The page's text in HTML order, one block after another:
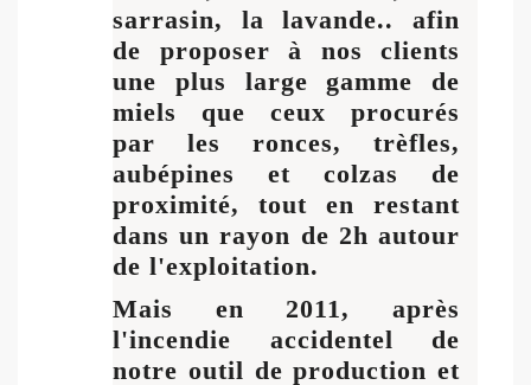
sarrasin, la lavande.. afin
de proposer à nos clients
une plus large gamme de
miels que ceux procurés
par les ronces, trèfles,
aubépines et colzas de
proximité, tout en restant
dans un rayon de 2h autour
de l'exploitation.
Mais en 2011, après
l'incendie accidentel de
notre outil de production et